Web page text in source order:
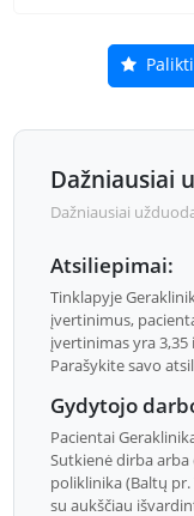
Dažniausiai
Dažniausiai
Atsiliepimai:
Tinklapyje
įvertinimus,
įvertinimas yra
Parašykite savo
Gydytojo
Pacientai
Sutkienė dirba
poliklinika (Baltų pr.
su aukščiau